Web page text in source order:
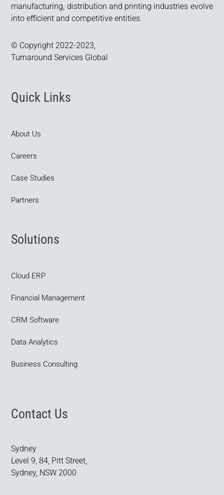
manufacturing, distribution and printing industries evolve
into efficient and competitive entities.
© Copyright 2022-2023,
Turnaround Services Global
Quick Links
About Us
Careers
Case Studies
Partners
Solutions
Cloud ERP
Financial Management
CRM Software
Data Analytics
Business Consulting
Contact Us
Sydney
Level 9, 84, Pitt Street,
Sydney, NSW 2000